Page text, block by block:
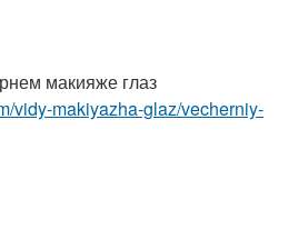
макияже глаз
vidy-makiyazha-glaz/vecherniy-